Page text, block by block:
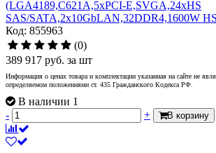
(LGA4189,C621A,5xPCI-E,SVGA,24xHS
SAS/SATA,2x10GbLAN,32DDR4,1600W
Код: 855963
(0)
389 917 руб. за шт
Информация о ценах товара и комплектации указанная на сайте не
определяемом положениями ст. 435 Гражданского Кодекса РФ.
В наличии 1
-
+ В корзину